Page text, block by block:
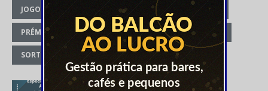
JOGOS DE CONSOLA OPORTUNIDADE DE GANHAR
PRÉMIO DE NATAL PRESENTES DE NATAL PS5
SORTEIO DE NATAL
PREVIOUS